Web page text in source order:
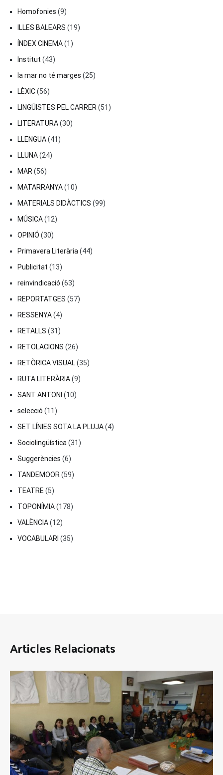
Homofonies (9)
ILLES BALEARS (19)
ÍNDEX CINEMA(1)
Institut (43)
la mar no té marges (25)
LÈXIC(56)
LINGÜISTES PEL CARRER (51)
LITERATURA(30)
LLENGUA(41)
LLUNA(24)
MAR (56)
MATARRANYA(10)
MATERIALS DIDÀCTICS (99)
MÚSICA(12)
OPINIÓ (30)
Primavera Literària (44)
Publicitat (13)
reinvindicació (63)
REPORTATGES (57)
RESSENYA(4)
RETALLS (31)
RETOLACIONS (26)
RETÒRICA VISUAL(35)
RUTA LITERÀRIA(9)
SANT ANTONI (10)
selecció (11)
SET LÍNIES SOTA LA PLUJA(4)
Sociolingüística (31)
Suggerències (6)
TANDEMOOR (59)
TEATRE (5)
TOPONÍMIA(178)
VALÈNCIA(12)
VOCABULARI (35)
Articles Relacionats